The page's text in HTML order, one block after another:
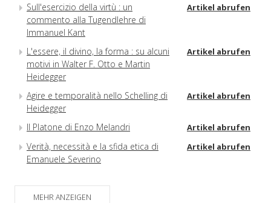
Sull'esercizio della virtù : un
commento alla Tugendlehre di
Immanuel Kant
Artikel abrufen
L'essere, il divino, la forma : su alcuni
motivi in Walter F. Otto e Martin
Heidegger
Artikel abrufen
Agire e temporalità nello Schelling di
Heidegger
Artikel abrufen
Il Platone di Enzo Melandri Artikel abrufen
Verità, necessità e la sfida etica di
Emanuele Severino
Artikel abrufen
MEHR ANZEIGEN